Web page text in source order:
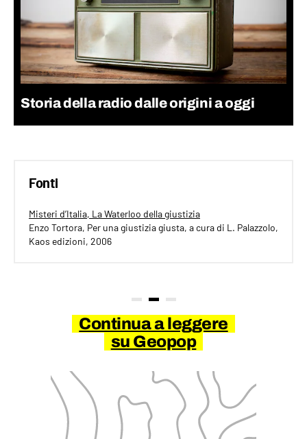
Storia della radio dalle origini a oggi
Fonti
Misteri d’Italia, La Waterloo della giustizia
Enzo Tortora, Per una giustizia giusta, a cura di L. Palazzolo,
Kaos edizioni, 2006
Continua a leggere
su Geopop